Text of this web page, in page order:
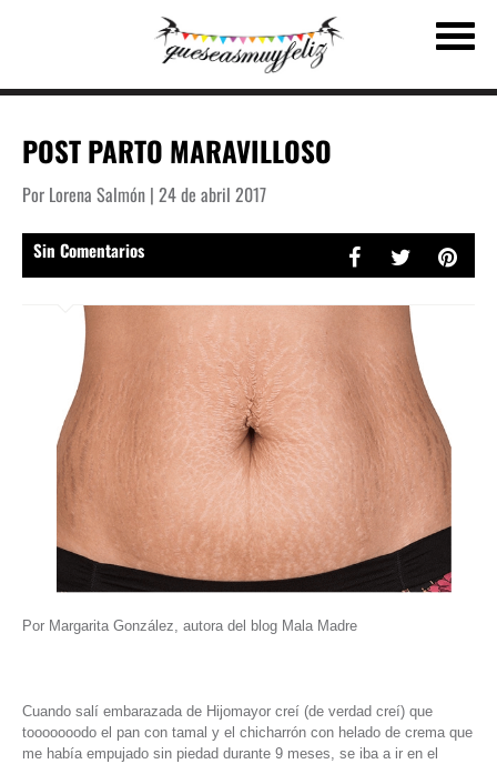
POST PARTO MARAVILLOSO
Por Lorena Salmón | 24 de abril 2017
Sin Comentarios
Por Margarita González, autora del blog Mala Madre
Cuando salí embarazada de Hijomayor creí (de verdad creí) que
tooooooodo el pan con tamal y el chicharrón con helado de crema que
me había empujado sin piedad durante 9 meses, se iba a ir en el